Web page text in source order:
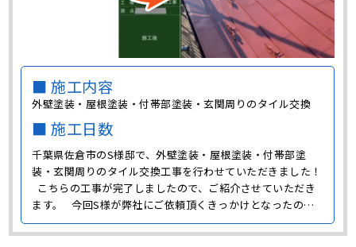
■ 施工内容
外壁塗装・屋根塗装・付帯部塗装・玄関周りのタイル交換
■ 施工日数
千葉県佐倉市のS様邸で、外壁塗装・屋根塗装・付帯部塗
装・玄関周りのタイル交換工事を行わせていただきました！
こちらの工事が完了しましたので、ご紹介させていただき
ます。 今回S様が弊社にご依頼頂くきっかけとなったの
は、価格や弊社の対応だったそうです。 今回、S様邸で行
わせて頂いた工事について、詳しくご紹介しましょう。 外